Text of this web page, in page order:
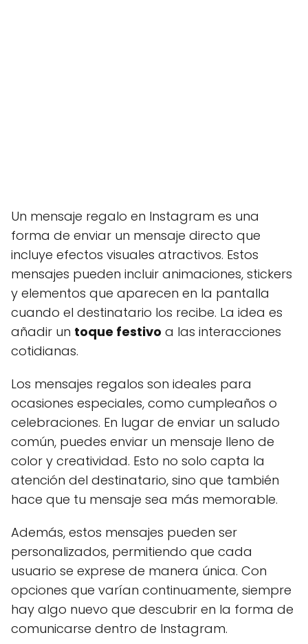
Un mensaje regalo en Instagram es una
forma de enviar un mensaje directo que
incluye efectos visuales atractivos. Estos
mensajes pueden incluir animaciones, stickers
y elementos que aparecen en la pantalla
cuando el destinatario los recibe. La idea es
añadir un toque festivo a las interacciones
cotidianas.
Los mensajes regalos son ideales para
ocasiones especiales, como cumpleaños o
celebraciones. En lugar de enviar un saludo
común, puedes enviar un mensaje lleno de
color y creatividad. Esto no solo capta la
atención del destinatario, sino que también
hace que tu mensaje sea más memorable.
Además, estos mensajes pueden ser
personalizados, permitiendo que cada
usuario se exprese de manera única. Con
opciones que varían continuamente, siempre
hay algo nuevo que descubrir en la forma de
comunicarse dentro de Instagram.